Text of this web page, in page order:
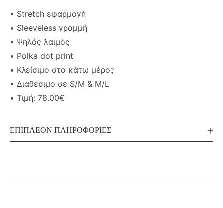
• Stretch εφαρμογή
• Sleeveless γραμμή
• Ψηλός λαιμός
• Polka dot print
• Κλείσιμο στο κάτω μέρος
• Διαθέσιμο σε S/M & M/L
• Τιμή: 78.00€
ΕΠΙΠΛΈΟΝ ΠΛΗΡΟΦΟΡΊΕΣ